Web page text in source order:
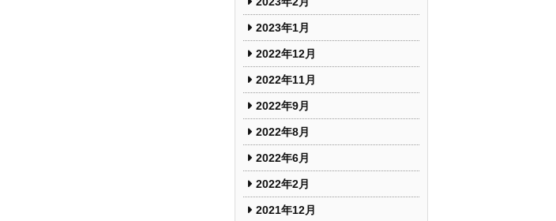
2023年1月
2022年12月
2022年11月
2022年9月
2022年8月
2022年6月
2022年2月
2021年12月